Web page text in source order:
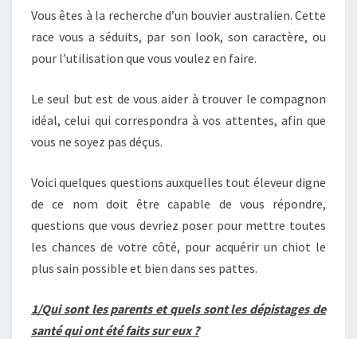
Vous êtes à la recherche d’un bouvier australien. Cette
race vous a séduits, par son look, son caractère, ou
pour l’utilisation que vous voulez en faire.
Le seul but est de vous aider à trouver le compagnon
idéal, celui qui correspondra à vos attentes, afin que
vous ne soyez pas déçus.
Voici quelques questions auxquelles tout éleveur digne
de ce nom doit être capable de vous répondre,
questions que vous devriez poser pour mettre toutes
les chances de votre côté, pour acquérir un chiot le
plus sain possible et bien dans ses pattes.
1/Qui sont les parents et quels sont les dépistages de
santé qui ont été faits sur eux ?